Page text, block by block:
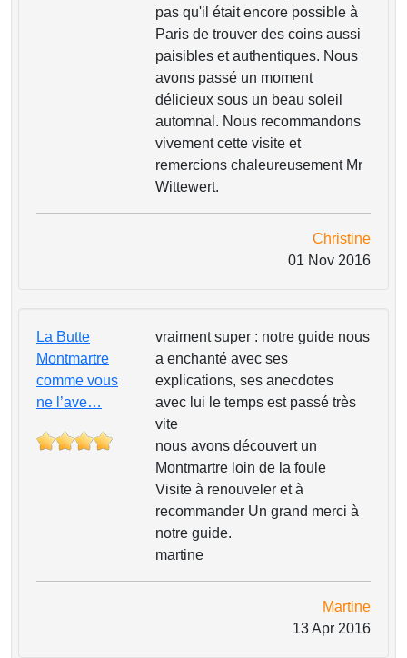
pas qu'il était encore possible à
Paris de trouver des coins aussi
paisibles et authentiques. Nous
avons passé un moment
délicieux sous un beau soleil
automnal. Nous recommandons
vivement cette visite et
remercions chaleureusement Mr
Wittewert.
Christine
01 Nov 2016
La Butte
Montmartre
comme vous
ne l’ave…
vraiment super : notre guide nous
a enchanté avec ses
explications, ses anecdotes
avec lui le temps est passé très
vite
nous avons découvert un
Montmartre loin de la foule
Visite à renouveler et à
recommander Un grand merci à
notre guide.
martine
Martine
13 Apr 2016